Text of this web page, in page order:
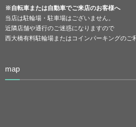
※自転車または自動車でご来店のお客様へ
当店は駐輪場・駐車場はございません。
近隣店舗や通行のご迷惑になりますので
西大橋有料駐輪場またはコインパーキングのご
map